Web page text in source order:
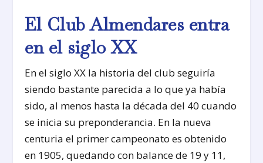
El Club Almendares entra
en el siglo XX
En el siglo XX la historia del club seguiría
siendo bastante parecida a lo que ya había
sido, al menos hasta la década del 40 cuando
se inicia su preponderancia. En la nueva
centuria el primer campeonato es obtenido
en 1905, quedando con balance de 19 y 11,